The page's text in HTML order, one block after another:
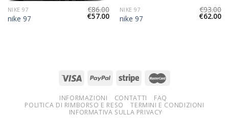
NIKE 97
nike 97
€86.00
€57.00
NIKE 97
nike 97
€93.00
€62.00
INFORMAZIONI CONTATTI
FAQ
POLITICA DI RIMBORSO E RESO
TERMINI E CONDIZIONI
INFORMATIVA SULLA PRIVACY